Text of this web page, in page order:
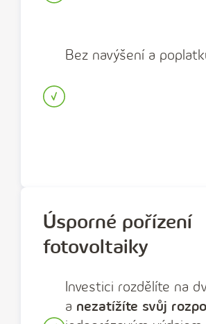
Bez navýšení a
Úsporné pořízení
fotovoltaiky
Investici rozdělíte na
a nezatížíte svůj